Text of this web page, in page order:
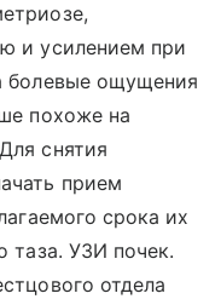
и усилением при
болевые ощущения
похоже на
снятия
прием
срока их
таза. УЗИ почек.
отдела